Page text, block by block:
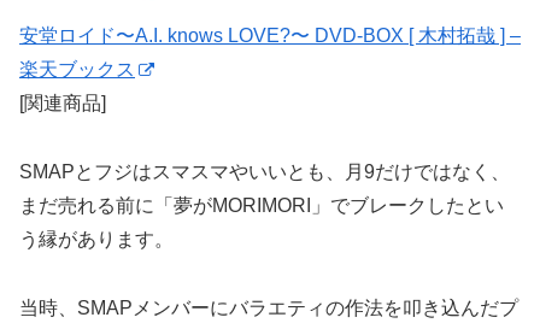
安堂ロイド〜A.I. knows LOVE?〜 DVD-BOX [ 木村拓哉 ] –
楽天ブックス
[関連商品]
SMAPとフジはスマスマやいいとも、月9だけではなく、
まだ売れる前に「夢がMORIMORI」でブレークしたとい
う縁があります。
当時、SMAPメンバーにバラエティの作法を叩き込んだプ